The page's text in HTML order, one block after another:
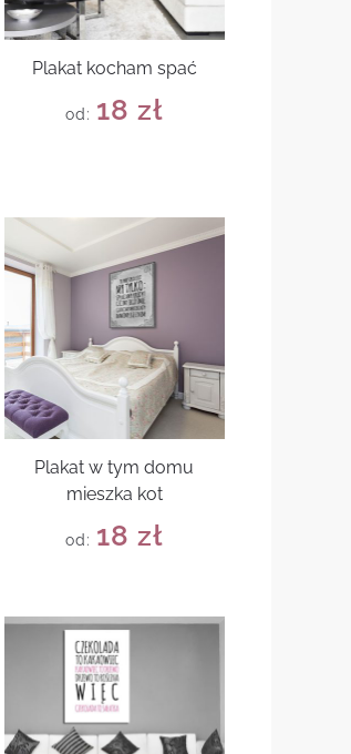
Plakat kocham spać
od: 18zł
Plakat w tym domu
mieszka kot
od: 18zł